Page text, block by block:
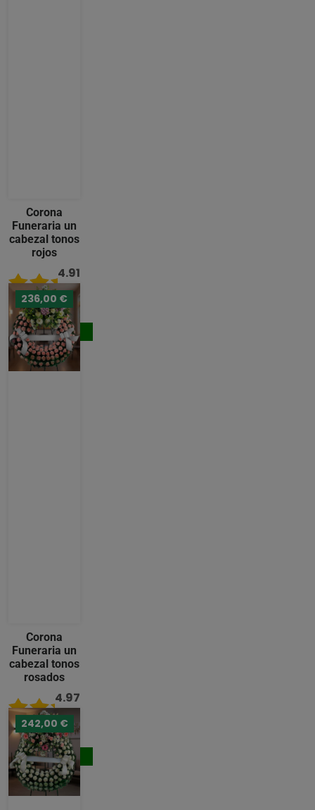
Corona
Funeraria un
cabezal tonos
rojos
4.91
/ 5
231,00 €
Comprar
236,00 €
Corona
Funeraria un
cabezal tonos
rosados
4.97
/ 5
236,00 €
Comprar
242,00 €